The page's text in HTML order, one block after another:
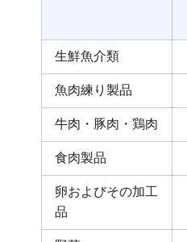
生鮮魚介類
魚肉練り製品
牛肉・豚肉・鶏肉
食肉製品
卵およびその加工
品